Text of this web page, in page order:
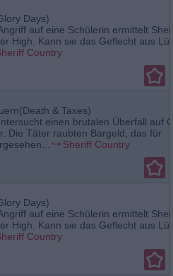
Days)
auf eine Schülerin ermittelt
High. Kann sie das Geflecht aus
Country
& Taxes)
einen brutalen Überfall auf
Die Täter raubten Bargeld, das für
Sheriff Country
Days)
auf eine Schülerin ermittelt
High. Kann sie das Geflecht aus
Country